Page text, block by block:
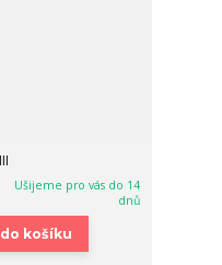
Ušijeme pro vás do 14
dnů
košíku